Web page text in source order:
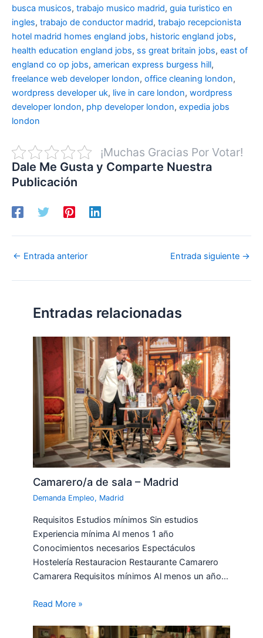
busca musicos, trabajo musico madrid, guia turistico en
ingles, trabajo de conductor madrid, trabajo recepcionista
hotel madrid homes england jobs, historic england jobs,
health education england jobs, ss great britain jobs, east of
england co op jobs, american express burgess hill,
freelance web developer london, office cleaning london,
wordpress developer uk, live in care london, wordpress
developer london, php developer london, expedia jobs
london
¡Muchas Gracias Por Votar!
Dale Me Gusta y Comparte Nuestra
Publicación
← Entrada anterior Entrada siguiente →
Entradas relacionadas
Camarero/a de sala – Madrid
Demanda Empleo, Madrid
Requisitos Estudios mínimos Sin estudios
Experiencia mínima Al menos 1 año
Conocimientos necesarios Espectáculos
Hostelería Restauracion Restaurante Camarero
Camarera Requisitos mínimos Al menos un año…
Read More »